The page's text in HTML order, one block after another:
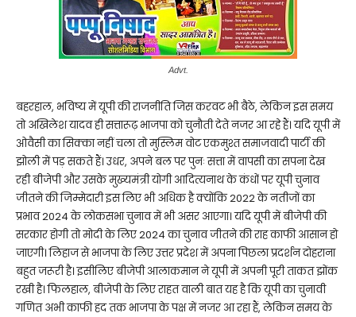
Advt.
बहरहाल, भविष्य में यूपी की राजनीति जिस करवट भी बैठे, लेकिन इस समय
तो अखिलेश यादव ही सत्तारूढ़ भाजपा को चुनौती देते नजर आ रहे हैं। यदि यूपी में
ओवैसी का सिक्का नहीं चला तो मुस्लिम वोट एकमुश्त समाजवादी पार्टी की
झोली में पड़ सकते हैं। उधर, अपने बल पर पुनः सत्ता में वापसी का सपना देख
रही बीजेपी और उसके मुख्यमंत्री योगी आदित्यनाथ के कंधों पर यूपी चुनाव
जीतने की जिम्मेदारी इस लिए भी अधिक है क्योंकि 2022 के नतीजों का
प्रभाव 2024 के लोकसभा चुनाव में भी असर आएगा। यदि यूपी में बीजेपी की
सरकार होगी तो मोदी के लिए 2024 का चुनाव जीतने की राह काफी आसान हो
जाएगी। लिहाज से भाजपा के लिए उत्तर प्रदेश में अपना पिछला प्रदर्शन दोहराना
बहुत जरूरी है। इसीलिए बीजेपी आलाकमान ने यूपी में अपनी पूरी ताकत झोंक
रखी है। फिलहाल, बीजेपी के लिए राहत वाली बात यह है कि यूपी का चुनावी
गणित अभी काफी हद तक भाजपा के पक्ष में नजर आ रहा हैं, लेकिन समय के